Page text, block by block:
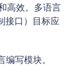
高效。多语言
接口）目标应
写模块。